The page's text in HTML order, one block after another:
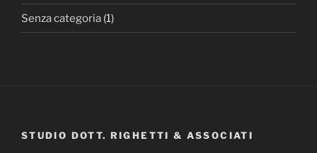
Senza categoria (1)
STUDIO DOTT. RIGHETTI & ASSOCIATI